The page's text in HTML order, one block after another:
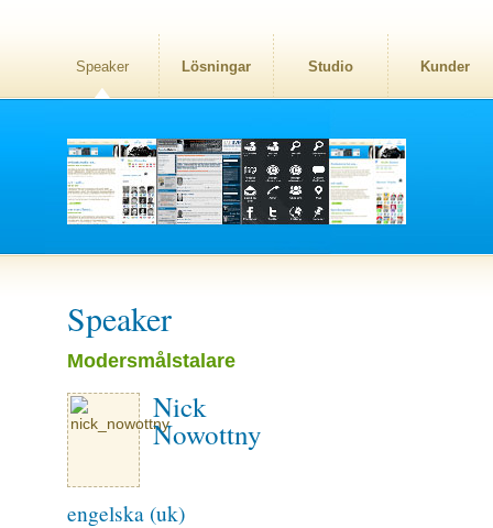
Speaker Lösningar Studio Kunder
Speaker
Modersmålstalare
Nick
Nowottny
engelska (uk)